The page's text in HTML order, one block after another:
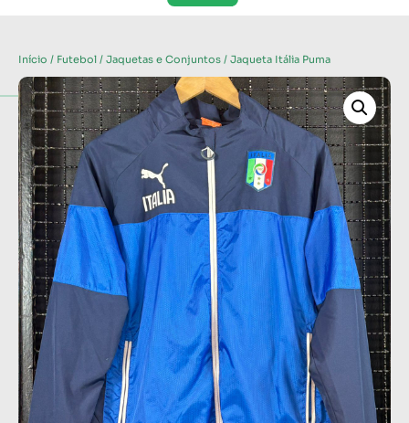
Início / Futebol / Jaquetas e Conjuntos / Jaqueta Itália Puma